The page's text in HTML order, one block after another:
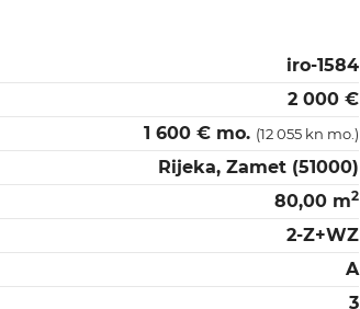
iro-1584
2 000 €
1 600 € mo. (12 055 kn mo.)
Rijeka, Zamet (51000)
80,00 m2
2-Z+WZ
A
3